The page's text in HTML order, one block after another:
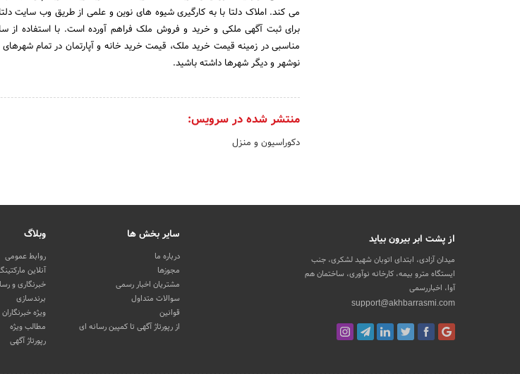
می کند. املاک دلتا با به کارگیری شیوه های نوین و علمی از طریق وب سایت
برای ثبت آگهی ملکی و خرید و فروش ملک فراهم آورده است. با استفاده از
مناسبی در زمینه قیمت خرید ملک، قیمت خرید خانه و آپارتمان در تمام شهرهای
نوشهر و دیگر شهرها داشته باشید.
منتشر شده در سرویس:
دکوراسیون و منزل
از پشت ابر بیرون بیاید
میدان آزادی، ابتدای اتوبان شهید لشکری، جنب
ایستگاه مترو بیمه، کارخانه نوآوری، ساختمان هم
آوا، اخباررسمی
support@akhbarrasmi.com
سایر بخش ها
درباره ما
مجوزها
مشتریان اخبار رسمی
سوالات متداول
قوانین
از رپورتاژ آگهی تا کمپین رسانه ای
وبلاگ
روابط عمومی
آنلاین
خبرنگاری و
برندسازی
ویژه خبرنگاران
مطالب ویژه
رپورتاژ آگهی